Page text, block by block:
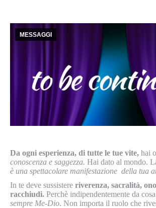
MESSAGGI
Da ogni esperienza, di tutte le tue vite, hai
conoscenza e saggezza. Hai dato al mondo.
è una spettacolare manifestazione della tua
In te deve sussistere riverenza, sacralità,
racchiudi. Perchè indipendentemente da
sempre Me-Dio. Non importa il ruolo che